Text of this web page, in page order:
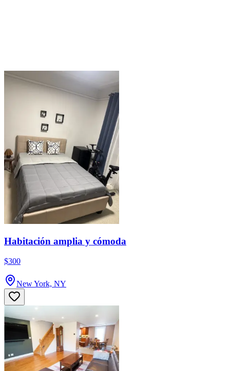
Habitación amplia y cómoda
$300
New York, NY